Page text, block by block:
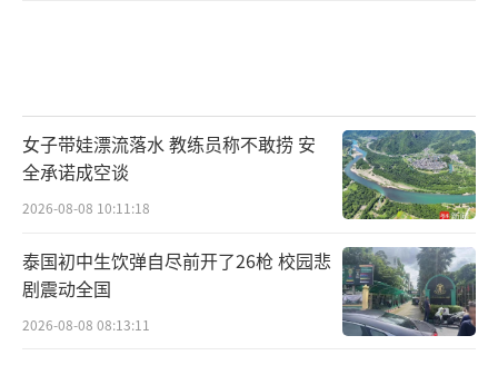
女子带娃漂流落水 教练员称不敢捞 安
全承诺成空谈
2026-08-08 10:11:18
泰国初中生饮弹自尽前开了26枪 校园悲
剧震动全国
2026-08-08 08:13:11